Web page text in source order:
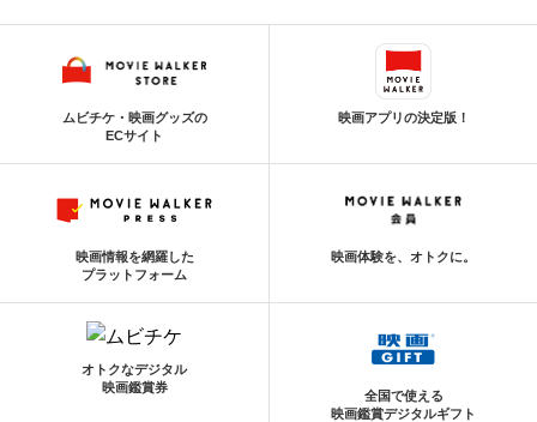
ムビチケ・映画グッズの
ECサイト
映画アプリの決定版！
映画情報を網羅した
プラットフォーム
映画体験を、オトクに。
オトクなデジタル
映画鑑賞券
全国で使える
映画鑑賞デジタルギフト